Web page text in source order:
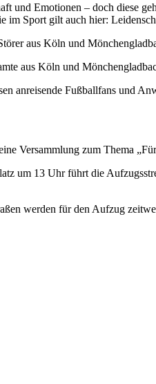
und Emotionen – doch diese
im Sport gilt auch hier:
aus Köln und
aus Köln und
anreisende Fußballfans und
Versammlung zum Thema
um 13 Uhr führt die
werden für den Aufzug